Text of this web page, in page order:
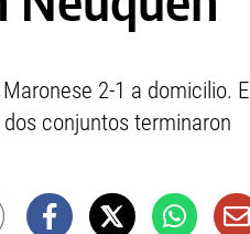
2-1 a domicilio. El
conjuntos terminaron